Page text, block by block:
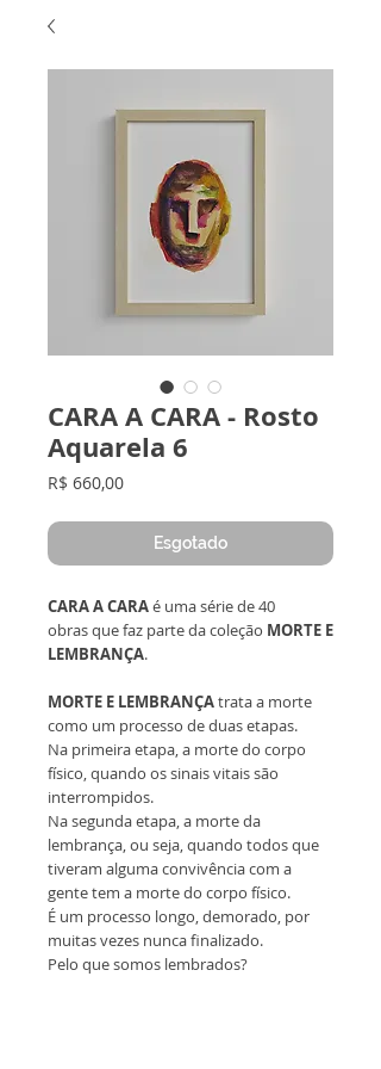
CARA A CARA - Rosto
Aquarela 6
R$ 660,00Preço
Esgotado
CARA A CARAé uma série de 40
obras que faz parte da coleção MORTE E
LEMBRANÇA.
MORTE E LEMBRANÇAtrata a morte
como um processo de duas etapas.
Na primeira etapa, a morte do corpo
físico, quando os sinais vitais são
interrompidos.
Na segunda etapa, a morte da
lembrança, ou seja, quando todos que
tiveram alguma convivência com a
gente tem a morte do corpo físico.
É um processo longo, demorado, por
muitas vezes nunca finalizado.
Pelo que somos lembrados?